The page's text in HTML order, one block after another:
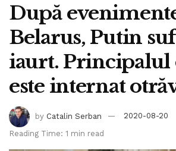
După
Belarus, Putin
iaurt. Principalul
este internat
by Catalin Serban
2020-08-20
Reading Time: 1 min read